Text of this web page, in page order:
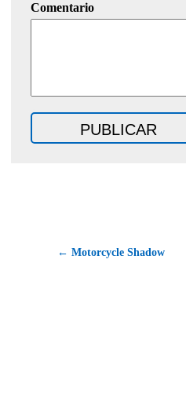
Comentario
← Motorcycle Shadow